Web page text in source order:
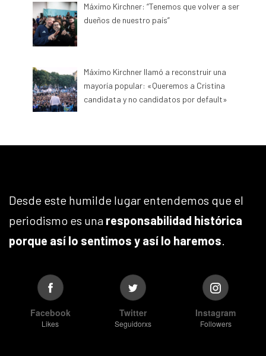
Máximo Kirchner: “Tenemos que volver a ser
dueños de nuestro país”
Máximo Kirchner llamó a reconstruir una
mayoría popular: «Queremos a Cristina
candidata y no candidatos por default»
Desde este humilde lugar entendemos que el
periodismo es una responsabilidad histórica
porque así lo sentimos y así lo haremos.
Facebook
Likes
Twitter
Seguidorxs
Instagram
Followers